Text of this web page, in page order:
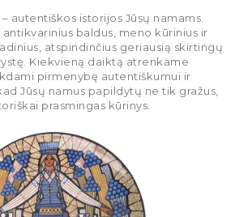
autentiškos istorijos Jūsų namams.
baldus, meno kūrinius ir
atspindinčius geriausią skirtingų
Kiekvieną daiktą atrenkame
pirmenybę autentiškumui ir
Jūsų namus papildytų ne tik gražus,
prasmingas kūrinys.